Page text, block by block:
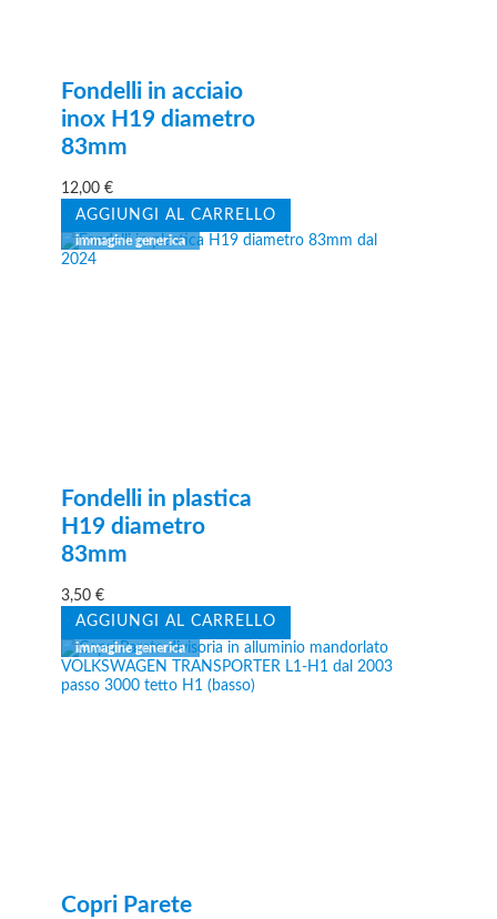
Fondelli in acciaio
inox H19 diametro
83mm
12,00€
AGGIUNGI AL CARRELLO
Fondelli in plastica
H19 diametro
83mm
3,50€
AGGIUNGI AL CARRELLO
Copri Parete